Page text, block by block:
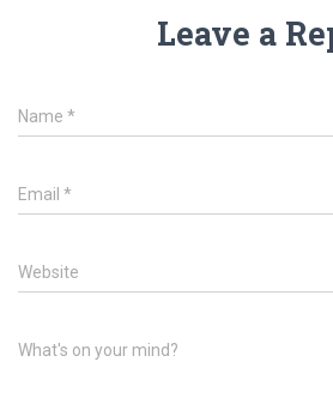
Leave a
Name *
Email *
Website
What's on your mind?